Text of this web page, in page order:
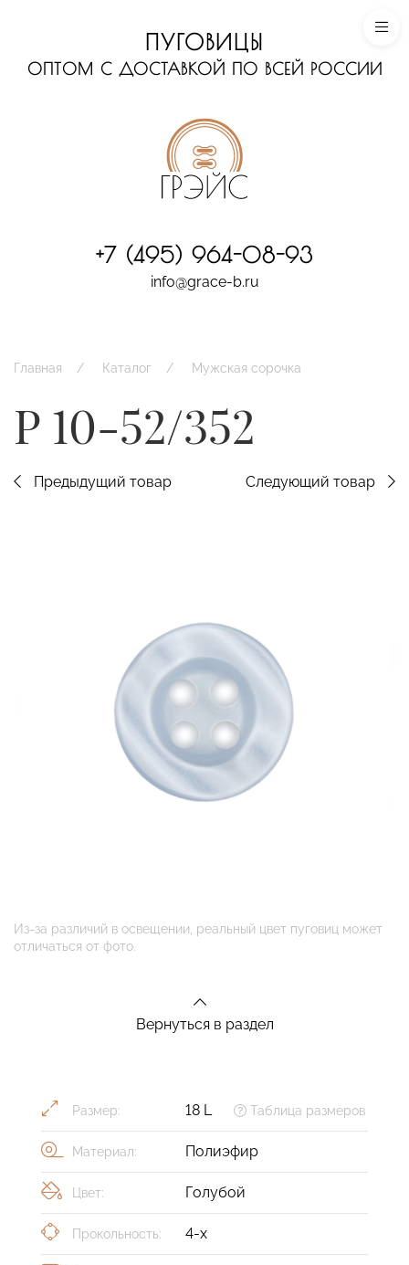
ПУГОВИЦЫ
ОПТОМ С ДОСТАВКОЙ ПО ВСЕЙ РОССИИ
+7 (495) 964-08-93
info@grace-b.ru
Главная Каталог Мужская сорочка
P 10-52/352
Предыдущий товар Следующий товар
Из-за различий в освещении, реальный цвет пуговиц может
отличаться от фото.
Вернуться в раздел
Размер: 18 L Таблица размеров
Материал: Полиэфир
Цвет: Голубой
Прокольность: 4-х